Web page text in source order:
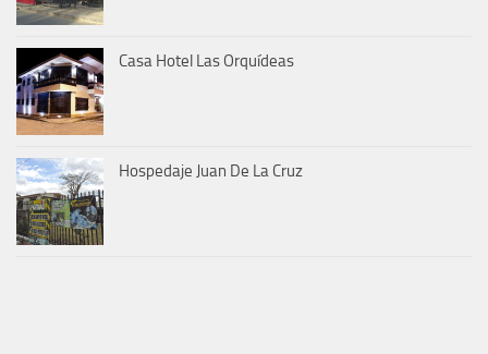
Casa Hotel Las Orquídeas
Hospedaje Juan De La Cruz